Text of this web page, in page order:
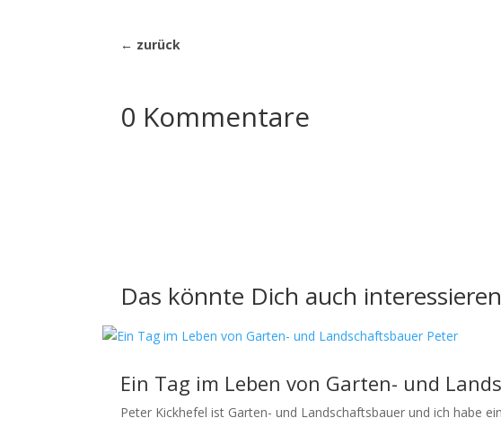
← zurück
0 Kommentare
Das könnte Dich auch
Ein Tag im Leben von Garten- und
Peter Kickhefel ist Garten- und Landschaftsbauer und ich habe